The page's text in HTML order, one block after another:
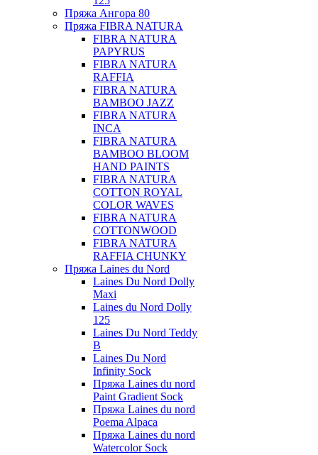
Пряжа Ангора 80
Пряжа FIBRA NATURA
FIBRA NATURA
PAPYRUS
FIBRA NATURA
RAFFIA
FIBRA NATURA
BAMBOO JAZZ
FIBRA NATURA
INCA
FIBRA NATURA
BAMBOO BLOOM
HAND PAINTS
FIBRA NATURA
COTTON ROYAL
COLOR WAVES
FIBRA NATURA
COTTONWOOD
FIBRA NATURA
RAFFIA CHUNKY
Пряжа Laines du Nord
Laines Du Nord Dolly
Maxi
Laines du Nord Dolly
125
Laines Du Nord Teddy
B
Laines Du Nord
Infinity Sock
Пряжа Laines du nord
Paint Gradient Sock
Пряжа Laines du nord
Poema Alpaca
Пряжа Laines du nord
Watercolor Sock